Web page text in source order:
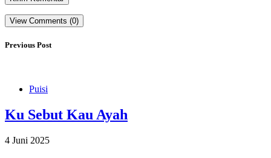
View Comments (0)
Previous Post
Puisi
Ku Sebut Kau Ayah
4 Juni 2025